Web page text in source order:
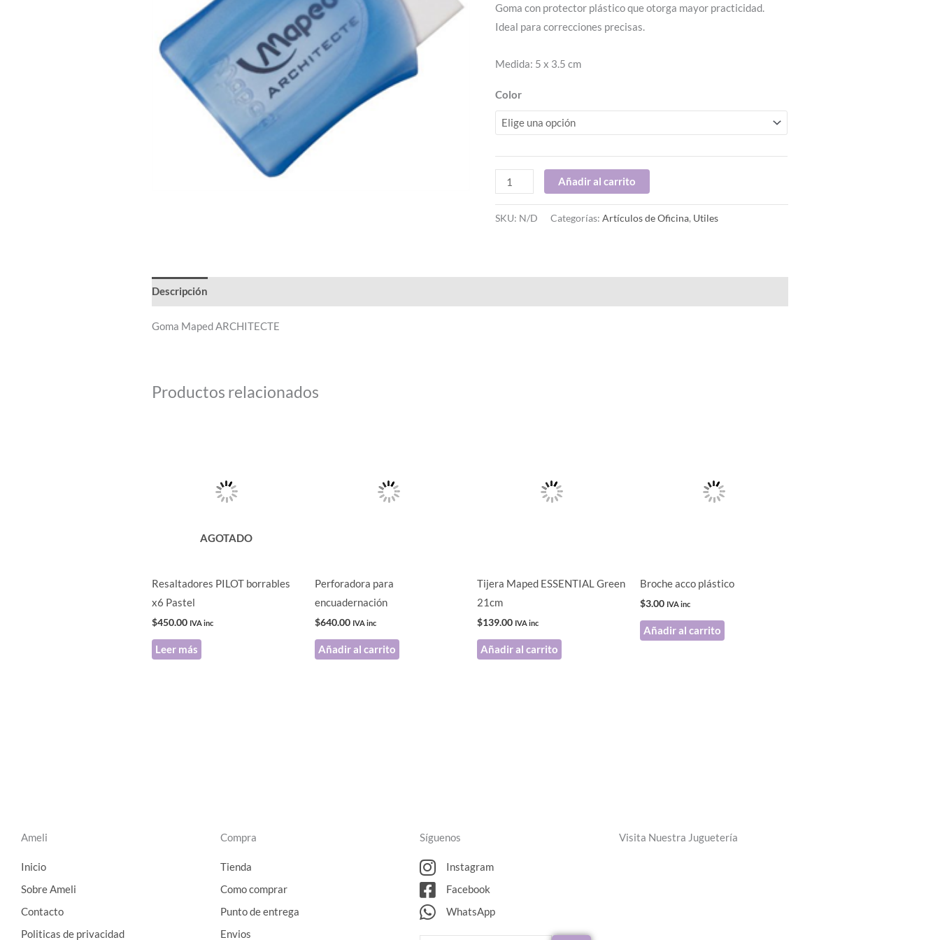
Goma con protector plástico que otorga mayor practicidad.
Ideal para correcciones precisas.
Medida: 5 x 3.5 cm
Color
Añadir al carrito
SKU: N/D Categorías:Artículos de Oficina, Utiles
Descripción
Goma Maped ARCHITECTE
Productos relacionados
AGOTADO
Resaltadores PILOT borrables
x6 Pastel
$450.00 IVA inc
Leer más
Perforadora para
encuadernación
$640.00 IVA inc
Añadir al carrito
Tijera Maped ESSENTIAL Green
21cm
$139.00 IVA inc
Añadir al carrito
Broche acco plástico
$3.00 IVA inc
Añadir al carrito
Ameli
Inicio
Sobre Ameli
Contacto
Politicas de privacidad
Compra
Tienda
Como comprar
Punto de entrega
Envios
Síguenos
Instagram
Facebook
WhatsApp
Visita Nuestra Juguetería